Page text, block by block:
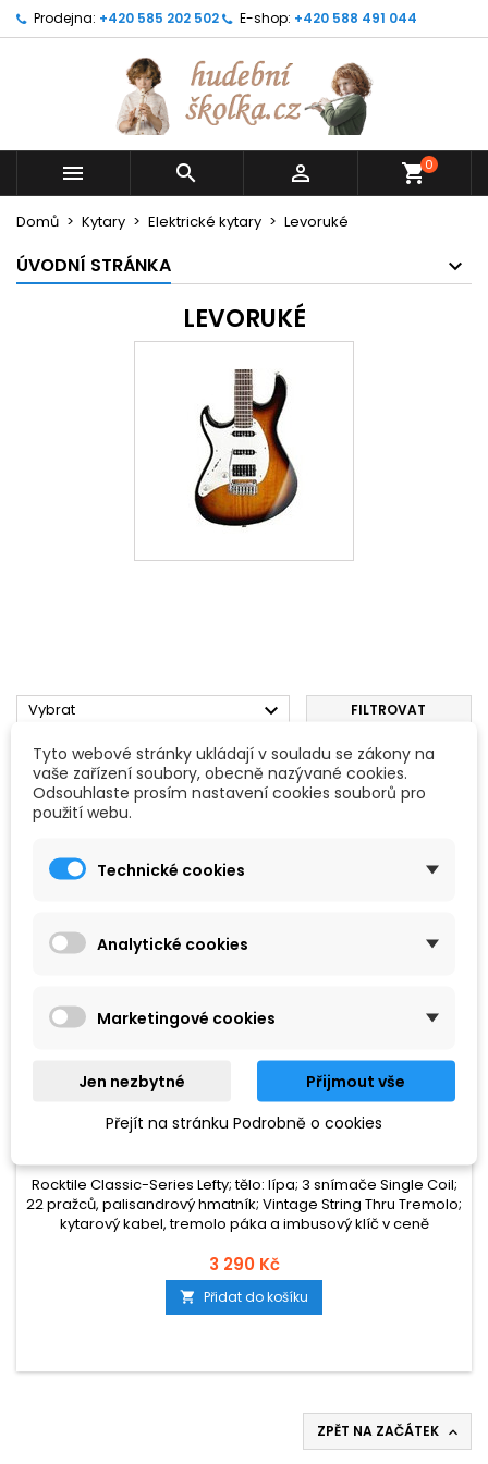
Prodejna: +420 585 202 502 E-shop: +420 588 491 044
   shopping_cart0
Domů Kytary Elektrické kytary Levoruké
ÚVODNÍ STRÁNKA
LEVORUKÉ
Vybrat  FILTROVAT
Zobrazení 1-1 z 1 položek
ROCKTILE
ROCKTILE E-KYTARA STRAT, LEVORUKÁ
Rocktile Classic-Series Lefty; tělo: lípa; 3 snímače Single Coil;
22 pražců, palisandrový hmatník; Vintage String Thru Tremolo;
kytarový kabel, tremolo páka a imbusový klíč v ceně
3 290 Kč
 Přidat do košíku
ZPĚT NA ZAČÁTEK 
Tyto webové stránky ukládají v souladu se zákony na
vaše zařízení soubory, obecně nazývané cookies.
Odsouhlaste prosím nastavení cookies souborů pro
použití webu.
Technické cookies
Analytické cookies
Marketingové cookies
Jen nezbytné
Přijmout vše
Přejít na stránku Podrobně o cookies